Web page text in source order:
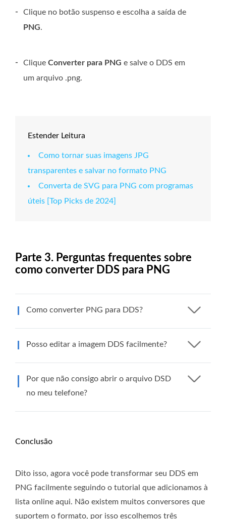
-
Clique no botão suspenso e escolha a saída de
PNG.
- Clique Converter para PNG e salve o DDS em
um arquivo .png.
Estender Leitura
Como tornar suas imagens JPG
transparentes e salvar no formato PNG
Converta de SVG para PNG com programas
úteis [Top Picks de 2024]
Parte 3. Perguntas frequentes sobre
como converter DDS para PNG
Como converter PNG para DDS?
Posso editar a imagem DDS facilmente?
Por que não consigo abrir o arquivo DSD
no meu telefone?
Conclusão
Dito isso, agora você pode transformar seu DDS em
PNG facilmente seguindo o tutorial que adicionamos à
lista online aqui. Não existem muitos conversores que
suportem o formato, por isso escolhemos três